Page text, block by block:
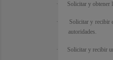
· Solicitar y obtener
·
Solicitar y recibir
autoridades.
· Solicitar y recibir